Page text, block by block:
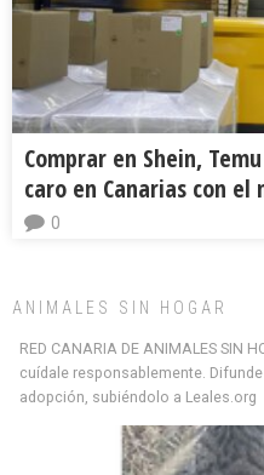
Comprar en Shein,
caro en Canarias con
0
ANIMALES SIN HOGAR
RED CANARIA DE ANIMALES SIN
cuídale responsablemente.
adopción, subiéndolo a Leales.org